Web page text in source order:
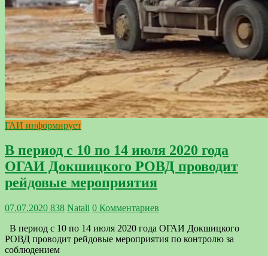
ГАИ информирует
В период с 10 по 14 июля 2020 года
ОГАИ Докшицкого РОВД проводит
рейдовые мероприятия
07.07.2020 838 Natali 0 Комментариев
В период с 10 по 14 июля 2020 года ОГАИ Докшицкого
РОВД проводит рейдовые мероприятия по контролю за
соблюдением